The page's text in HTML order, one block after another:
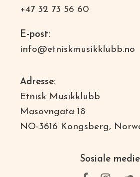
+47 32 73 56 60
E-post:
info@etniskmusikklubb.no
Adresse:
Etnisk Musikklubb
Masovngata 18
NO-3616 Kongsberg,
Sosiale